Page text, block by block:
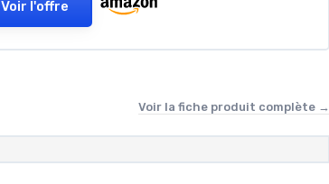
Voir l'offre
Voir la fiche produit complète →